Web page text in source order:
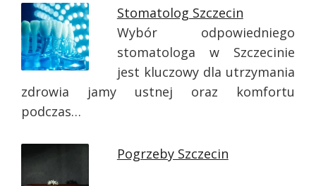
Stomatolog Szczecin
Wybór odpowiedniego
stomatologa w Szczecinie
jest kluczowy dla utrzymania
zdrowia jamy ustnej oraz komfortu
podczas…
Pogrzeby Szczecin